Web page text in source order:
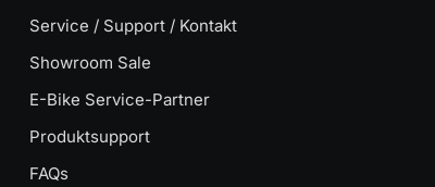
Service / Support / Kontakt
Showroom Sale
E-Bike Service-Partner
Produktsupport
FAQs